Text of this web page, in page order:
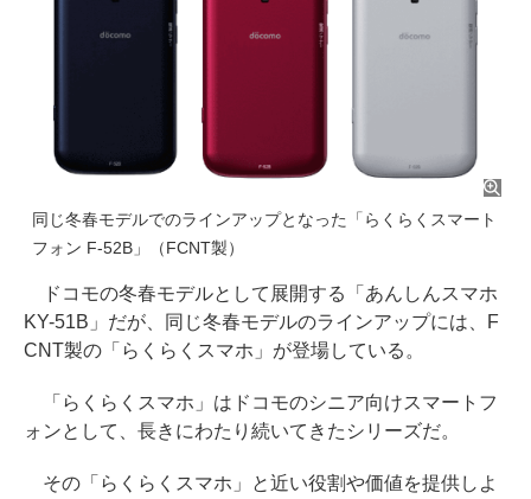
同じ冬春モデルでのラインアップとなった「らくらくスマート
フォン F-52B」（FCNT製）
ドコモの冬春モデルとして展開する「あんしんスマホ
KY-51B」だが、同じ冬春モデルのラインアップには、F
CNT製の「らくらくスマホ」が登場している。
「らくらくスマホ」はドコモのシニア向けスマートフ
ォンとして、長きにわたり続いてきたシリーズだ。
その「らくらくスマホ」と近い役割や価値を提供しよ